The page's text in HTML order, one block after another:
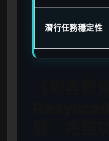
潛行任務穩定性